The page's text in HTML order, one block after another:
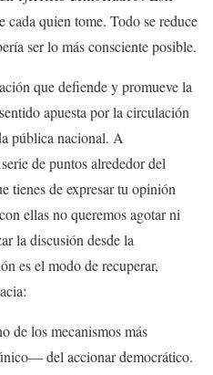
cada quien tome. Todo se reduce
ser lo más consciente posible.
que defiende y promueve la
apuesta por la circulación
pública nacional. A
de puntos alrededor del
tienes de expresar tu opinión
ellas no queremos agotar ni
la discusión desde la
es el modo de recuperar,
de los mecanismos más
del accionar democrático.